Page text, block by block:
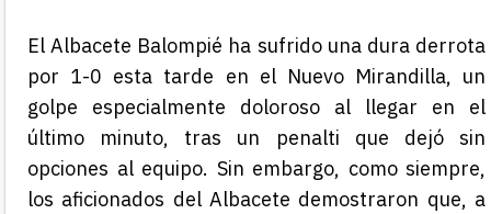
El Albacete Balompié ha sufrido una dura derrota
por 1-0 esta tarde en el Nuevo Mirandilla, un
golpe especialmente doloroso al llegar en el
último minuto, tras un penalti que dejó sin
opciones al equipo. Sin embargo, como siempre,
los aficionados del Albacete demostraron que, a